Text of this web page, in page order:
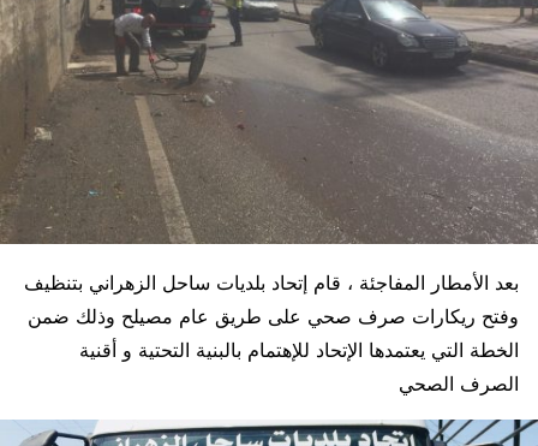
بعد الأمطار المفاجئة ، قام إتحاد بلديات ساحل الزهراني بتنظيف
وفتح ريكارات صرف صحي على طريق عام مصيلح وذلك ضمن
الخطة التي يعتمدها الإتحاد للإهتمام بالبنية التحتية و أقنية
الصرف الصحي